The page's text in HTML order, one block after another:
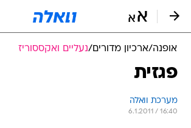
אופנה/ארכיון מדורים/נעליים ואקססוריז
פגזית
מערכת וואלה
6.1.2011 / 16:40